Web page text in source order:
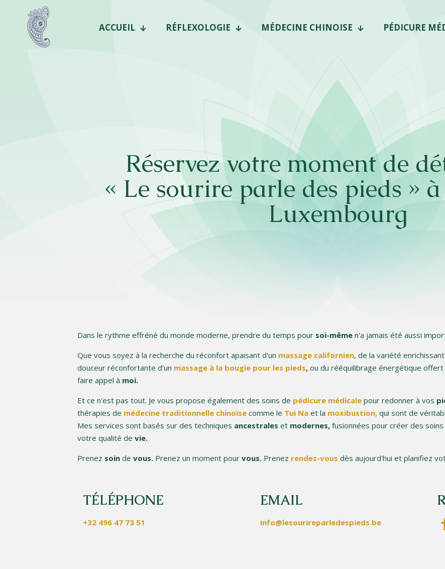
ACCUEIL RÉFLEXOLOGIE MÉDECINE CHINOISE PÉDICURE
Réservez votre moment de
« Le sourire parle des pieds »
Luxembourg
Dans le rythme effréné du monde moderne, prendre du temps pour soi-même n'a jamais été aussi
Que vous soyez à la recherche du réconfort apaisant d'un massage californien, de la variété
douceur réconfortante d'un massage à la bougie pour les pieds, ou du rééquilibrage énergétique offert
faire appel à moi.
Et ce n'est pas tout. Je vous propose également des soins de pédicure médicale pour redonner à vos
thérapies de médecine traditionnelle chinoise comme le Tui Na et la moxibustion, qui sont de
Mes services sont basés sur des techniques ancestrales et modernes, fusionnées pour créer des
votre qualité de vie.
Prenez soin de vous. Prenez un moment pour vous. Prenez rendez-vous dès aujourd'hui et planifiez
TÉLÉPHONE
+32 496 47 73 51
EMAIL
info@lesourireparledespieds.be